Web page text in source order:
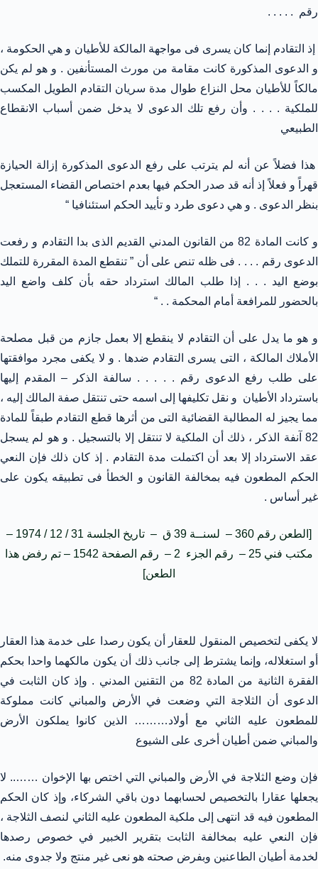
رقم . . . . .
إذ التقادم إنما كان يسرى فى مواجهة المالكة للأطيان و هي الحكومة ،
و الدعوى المذكورة كانت مقامة من مورث المستأنفين . و هو لم يكن
مالكاً للأطيان محل النزاع طوال مدة سريان التقادم الطويل المكسب
للملكية . . . . وأن رفع تلك الدعوى لا يدخل ضمن أسباب الانقطاع
الطبيعي
هذا فضلاً عن أنه لم يترتب على رفع الدعوى المذكورة إزالة الحيازة
قهراً و فعلاً إذ أنه قد صدر الحكم فيها بعدم اختصاص القضاء المستعجل
بنظر الدعوى . و هي دعوى طرد و تأييد الحكم استئنافيا “
و كانت المادة 82 من القانون المدني القديم الذى بدا التقادم و رفعت
الدعوى رقم . . . . فى ظله تنص على أن ” تنقطع المدة المقررة للتملك
بوضع اليد . . . إذا طلب المالك استرداد حقه بأن كلف واضع اليد
بالحضور للمرافعة أمام المحكمة . . “
و هو ما يدل على أن التقادم لا ينقطع إلا بعمل جازم من قبل مصلحة
الأملاك المالكة ، التى يسرى التقادم ضدها . و لا يكفى مجرد موافقتها
على طلب رفع الدعوى رقم . . . . . سالفة الذكر – المقدم إليها
باسترداد الأطيان و نقل تكليفها إلى اسمه حتى تنتقل صفة المالك إليه ،
مما يجيز له المطالبة القضائية التى من أثرها قطع التقادم طبقاً للمادة
82 آنفة الذكر ، ذلك أن الملكية لا تنتقل إلا بالتسجيل . و هو لم يسجل
عقد الاسترداد إلا بعد أن اكتملت مدة التقادم . إذ كان ذلك فإن النعي
الحكم المطعون فيه بمخالفة القانون و الخطأ فى تطبيقه يكون على
غير أساس .
[الطعن رقم 360 – لسنــة 39 ق – تاريخ الجلسة 31 / 12 / 1974 –
مكتب فني 25 – رقم الجزء 2 – رقم الصفحة 1542 – تم رفض هذا
الطعن]
لا يكفى لتخصيص المنقول للعقار أن يكون رصدا على خدمة هذا العقار
أو استغلاله، وإنما يشترط إلى جانب ذلك أن يكون مالكهما واحدا بحكم
الفقرة الثانية من المادة 82 من التقنين المدني . وإذ كان الثابت في
الدعوى أن الثلاجة التي وضعت في الأرض والمباني كانت مملوكة
للمطعون عليه الثاني مع أولاد……… الذين كانوا يملكون الأرض
والمباني ضمن أطيان أخرى على الشيوع
فإن وضع الثلاجة في الأرض والمباني التي اختص بها الإخوان …….. لا
يجعلها عقارا بالتخصيص لحسابهما دون باقي الشركاء، وإذ كان الحكم
المطعون فيه قد انتهى إلى ملكية المطعون عليه الثاني لنصف الثلاجة ،
فإن النعي عليه بمخالفة الثابت بتقرير الخبير في خصوص رصدها
لخدمة أطيان الطاعنين وبفرض صحته هو نعى غير منتج ولا جدوى منه.